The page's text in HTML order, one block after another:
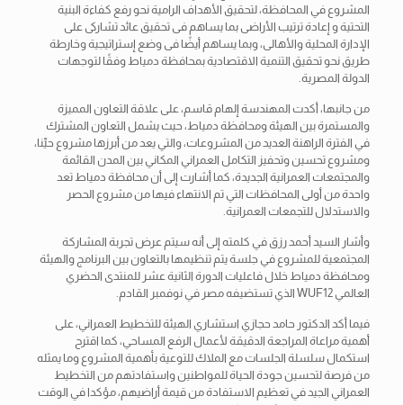
المشروع في المحافظة، لتحقيق الأهداف الرامية نحو رفع كفاءة البنية
التحتية و إعادة ترتيب الأراضى بما يساهم فى تحقيق عائد تشاركى على
الإدارة المحلية والأهالى، وبما يساهم أيضًا فى وضع إستراتيجية وخارطة
طريق نحو تحقيق التنمية الاقتصادية بمحافظة دمياط وفقًا لتوجهات
الدولة المصرية.
من جانبها، أكدت المهندسة إلهام قاسم، على علاقة التعاون المميزة
والمستمرة بين الهيئة ومحافظة دمياط، حيث يشمل التعاون المشترك
في الفترة الراهنة العديد من المشروعات، والتي يعد من أبرزها مشروع حيِّنا،
ومشروع تحسين وتحفيز التكامل العمراني المكاني بين المدن القائمة
والمجتمعات العمرانية الجديدة، كما أشارت إلى أن محافظة دمياط تعد
واحدة من أولى المحافظات التي تم الانتهاء فيها من مشروع الحصر
والاستدلال للتجمعات العمرانية.
وأشار السيد أحمد رزق في كلمته إلى أنه سيتم عرض تجربة المشاركة
المجتمعية للمشروع في جلسة يتم تنظيمها بالتعاون بين البرنامج والهيئة
ومحافظة دمياط خلال فاعليات الدورة الثانية عشر للمنتدى الحضري
العالمي WUF12 الذي تستضيفه مصر في نوفمبر القادم.
فيما أكد الدكتور حامد حجازي استشاري الهيئة للتخطيط العمراني، على
أهمية مراعاة المراجعة الدقيقة لأعمال الرفع المساحي، كما اقترح
استكمال سلسلة الجلسات مع الملاك للتوعية بأهمية المشروع وما يمثله
من فرصة لتحسين جودة الحياة للمواطنين واستفادتهم من التخطيط
العمراني الجيد في تعظيم الاستفادة من قيمة أراضيهم، مؤكدا في الوقت